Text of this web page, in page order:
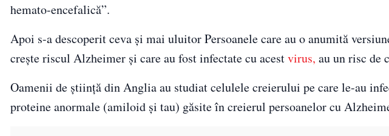
hemato-encefalică”.
Apoi s-a descoperit ceva și mai uluitor Persoanele care au o anumită
crește riscul Alzheimer și care au fost infectate cu acestvirus, au un risc de
Oamenii de știință din Anglia au studiat celulele creierului pe care le-au
proteine ​​anormale (amiloid și tau) găsite în creierul persoanelor cu